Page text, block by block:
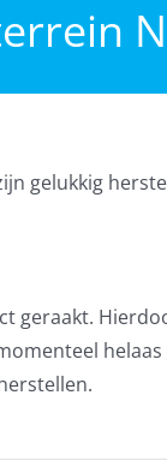
gelukkig
geraakt.
helaas